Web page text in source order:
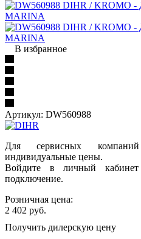
В избранное
Артикул: DW560988
Для сервисных
индивидуальные цены.
Войдите в личный
подключение.
Розничная цена:
2 402 руб.
Получить дилерскую цену